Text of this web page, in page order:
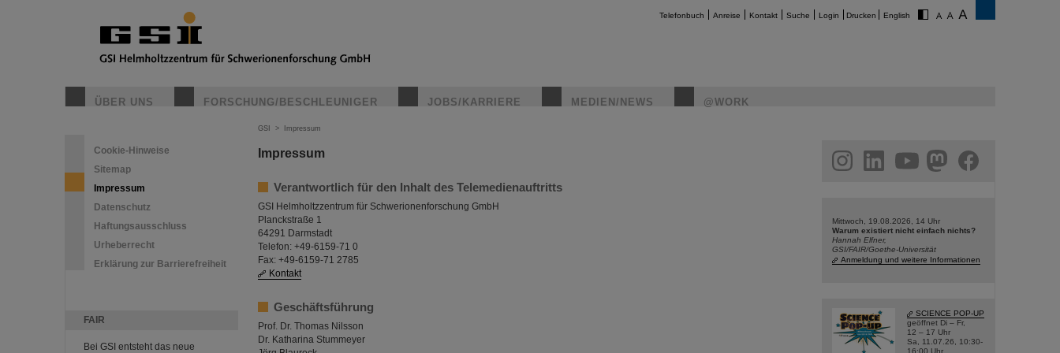
Telefonbuch Anreise Kontakt Suche Login Drucken English
ÜBER UNS FORSCHUNG/BESCHLEUNIGER JOBS/KARRIERE MEDIEN/NEWS @WORK
Cookie-Hinweise
Sitemap
Impressum
Datenschutz
Haftungsausschluss
Urheberrecht
Erklärung zur Barrierefreiheit
FAIR
Bei GSI entsteht das neue
GSI > Impressum
Impressum
Verantwortlich für den Inhalt des Telemedienauftritts
GSI Helmholtzzentrum für Schwerionenforschung GmbH
Planckstraße 1
64291 Darmstadt
Telefon: +49-6159-71 0
Fax: +49-6159-71 2785
Kontakt
Geschäftsführung
Prof. Dr. Thomas Nilsson
Dr. Katharina Stummeyer
facebook
Mittwoch, 19.08.2026, 14 Uhr
Warum existiert nicht einfach nichts?
Hannah Elfner,
GSI/FAIR/Goethe-Universität
Anmeldung und weitere Informationen
SCIENCE POP-UP
geöffnet Di – Fr,
12 – 17 Uhr
Sa, 11.07.26, 10:30-
16:00 Uhr